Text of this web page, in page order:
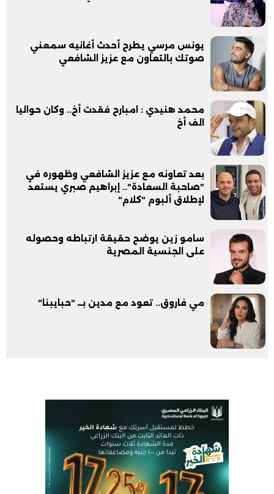
يونس مرسي يطرح أحدث أغانيه سمعني
صوتك بالتعاون مع عزيز الشافعي
محمد هنيدي : امبارح فقدت أخ.. وكان حواليا
الف أخ
بعد تعاونه مع عزيز الشافعي وظهوره في
"صاحبة السعادة".. إبراهيم صبري يستعد
لإطلاق ألبوم "كلام"
سامو زين يوضح حقيقة ارتباطه وحصوله
على الجنسية المصرية
مي فاروق.. تعود مع مدين بــ "حبايبنا"